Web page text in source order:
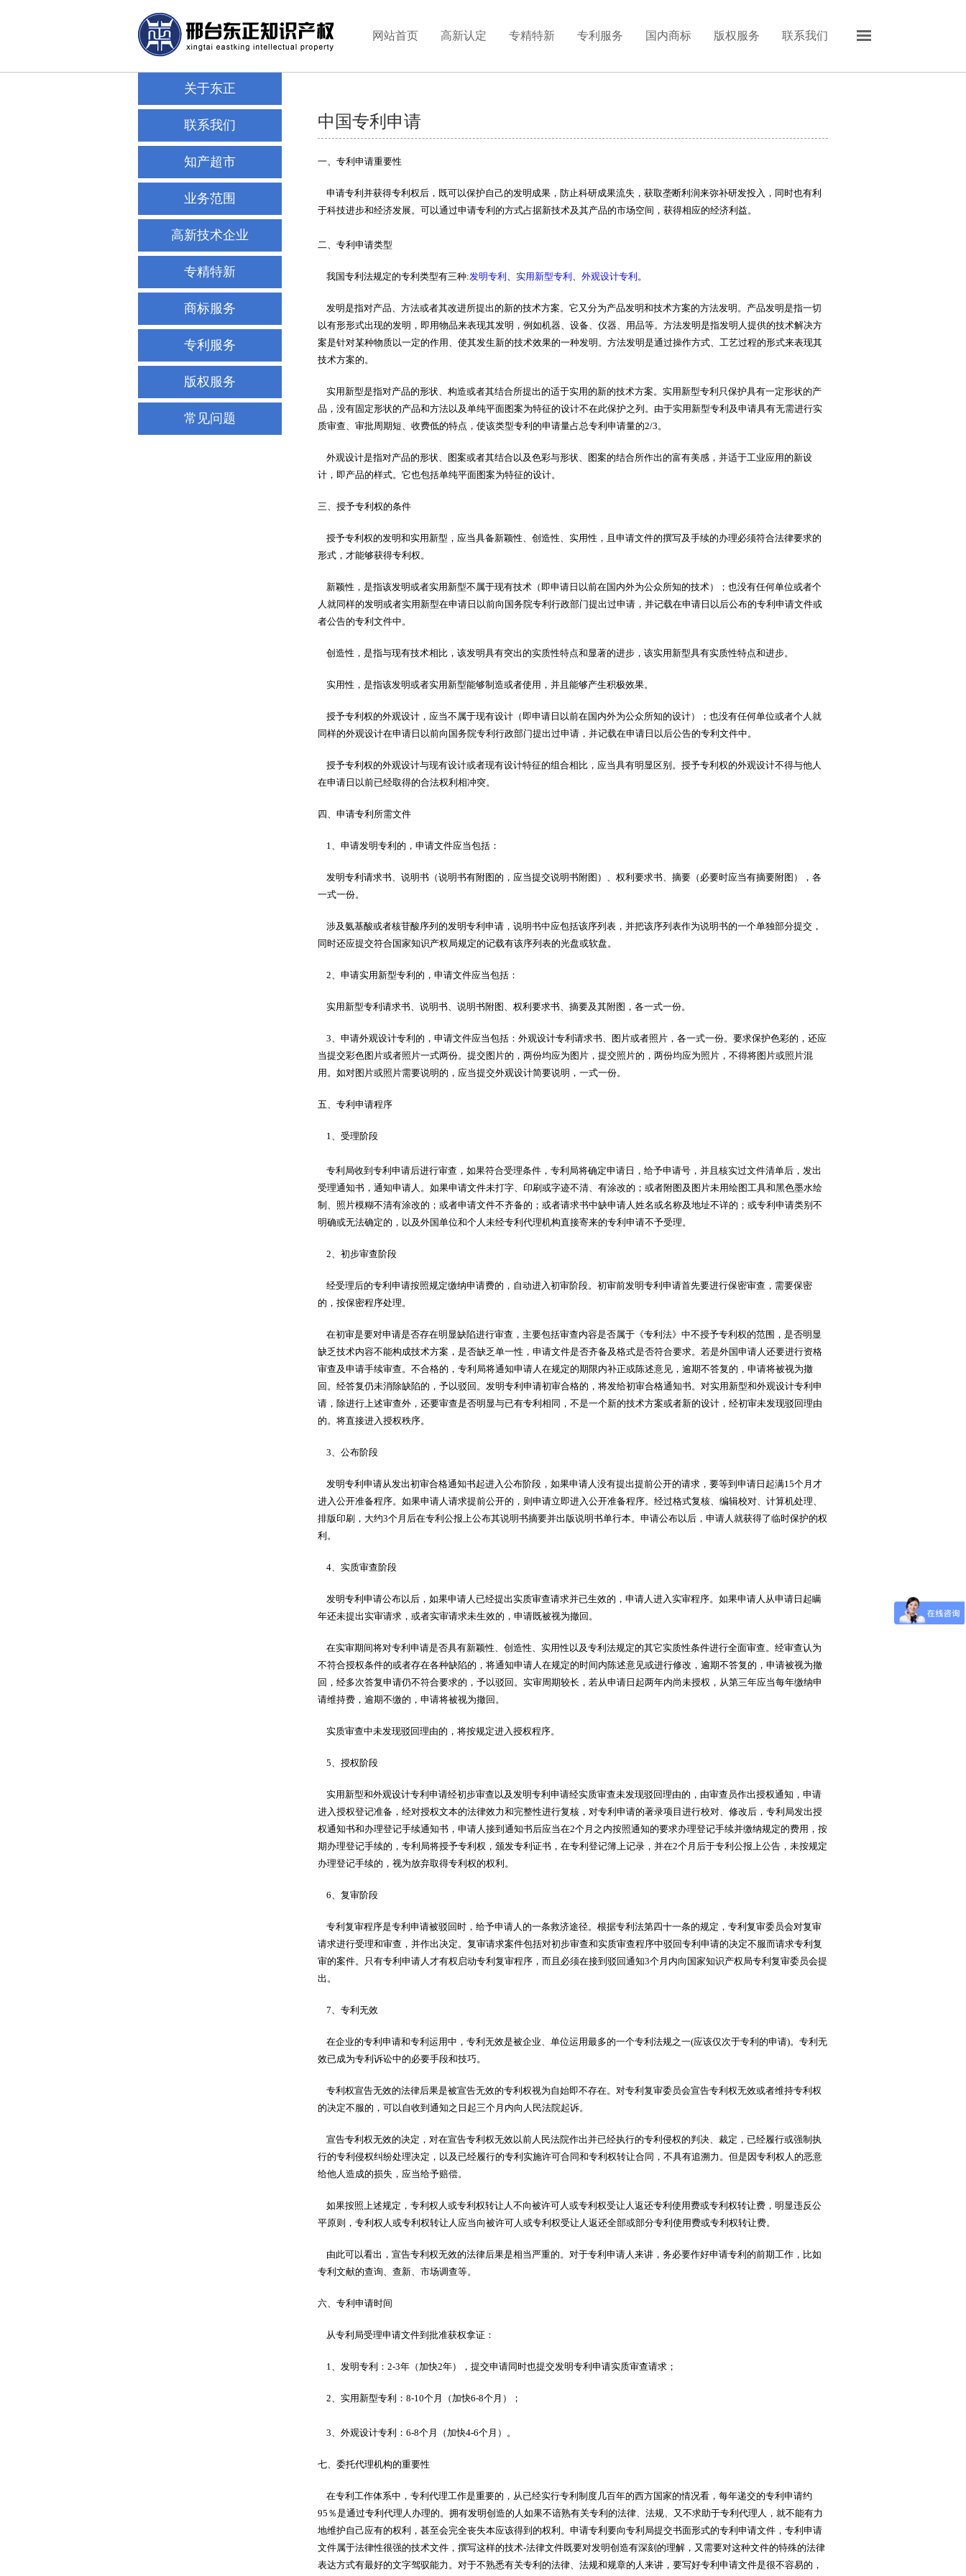
网站首页 高新认定 专精特新 专利服务 国内商标 版权服务 联系我们
关于东正
联系我们
知产超市
业务范围
高新技术企业
专精特新
商标服务
专利服务
版权服务
常见问题
中国专利申请
一、专利申请重要性
申请专利并获得专利权后，既可以保护自己的发明成果，防止科研成果流失，获取垄断利润来弥补研发投入，同时也有利
于科技进步和经济发展。可以通过申请专利的方式占据新技术及其产品的市场空间，获得相应的经济利益。
二、专利申请类型
我国专利法规定的专利类型有三种:发明专利 、 实用新型专利 、 外观设计专利 。
发明是指对产品、方法或者其改进所提出的新的技术方案。它又分为产品发明和技术方案的方法发明。产品发明是指一切
以有形形式出现的发明，即用物品来表现其发明，例如机器、设备、仪器、用品等。方法发明是指发明人提供的技术解决方
案是针对某种物质以一定的作用、使其发生新的技术效果的一种发明。方法发明是通过操作方式、工艺过程的形式来表现其
技术方案的。
实用新型是指对产品的形状、构造或者其结合所提出的适于实用的新的技术方案。实用新型专利只保护具有一定形状的产
品，没有固定形状的产品和方法以及单纯平面图案为特征的设计不在此保护之列。由于实用新型专利及申请具有无需进行实
质审查、审批周期短、收费低的特点，使该类型专利的申请量占总专利申请量的2/3。
外观设计是指对产品的形状、图案或者其结合以及色彩与形状、图案的结合所作出的富有美感，并适于工业应用的新设
计，即产品的样式。它也包括单纯平面图案为特征的设计。
三、授予专利权的条件
授予专利权的发明和实用新型，应当具备新颖性、创造性、实用性，且申请文件的撰写及手续的办理必须符合法律要求的
形式，才能够获得专利权。
新颖性，是指该发明或者实用新型不属于现有技术（即申请日以前在国内外为公众所知的技术）；也没有任何单位或者个
人就同样的发明或者实用新型在申请日以前向国务院专利行政部门提出过申请，并记载在申请日以后公布的专利申请文件或
者公告的专利文件中。
创造性，是指与现有技术相比，该发明具有突出的实质性特点和显著的进步，该实用新型具有实质性特点和进步。
实用性，是指该发明或者实用新型能够制造或者使用，并且能够产生积极效果。
授予专利权的外观设计，应当不属于现有设计（即申请日以前在国内外为公众所知的设计）；也没有任何单位或者个人就
同样的外观设计在申请日以前向国务院专利行政部门提出过申请，并记载在申请日以后公告的专利文件中。
授予专利权的外观设计与现有设计或者现有设计特征的组合相比，应当具有明显区别。授予专利权的外观设计不得与他人
在申请日以前已经取得的合法权利相冲突。
四、申请专利所需文件
1、申请发明专利的，申请文件应当包括：
发明专利请求书、说明书（说明书有附图的，应当提交说明书附图）、权利要求书、摘要（必要时应当有摘要附图），各
一式一份。
涉及氨基酸或者核苷酸序列的发明专利申请，说明书中应包括该序列表，并把该序列表作为说明书的一个单独部分提交，
同时还应提交符合国家知识产权局规定的记载有该序列表的光盘或软盘。
2、申请实用新型专利的，申请文件应当包括：
实用新型专利请求书、说明书、说明书附图、权利要求书、摘要及其附图，各一式一份。
3、申请外观设计专利的，申请文件应当包括：外观设计专利请求书、图片或者照片，各一式一份。要求保护色彩的，还应
当提交彩色图片或者照片一式两份。提交图片的，两份均应为图片，提交照片的，两份均应为照片，不得将图片或照片混
用。如对图片或照片需要说明的，应当提交外观设计简要说明，一式一份。
五、专利申请程序
1、受理阶段
专利局收到专利申请后进行审查，如果符合受理条件，专利局将确定申请日，给予申请号，并且核实过文件清单后，发出
受理通知书，通知申请人。如果申请文件未打字、印刷或字迹不清、有涂改的；或者附图及图片未用绘图工具和黑色墨水绘
制、照片模糊不清有涂改的；或者申请文件不齐备的；或者请求书中缺申请人姓名或名称及地址不详的；或专利申请类别不
明确或无法确定的，以及外国单位和个人未经专利代理机构直接寄来的专利申请不予受理。
2、初步审查阶段
经受理后的专利申请按照规定缴纳申请费的，自动进入初审阶段。初审前发明专利申请首先要进行保密审查，需要保密
的，按保密程序处理。
在初审是要对申请是否存在明显缺陷进行审查，主要包括审查内容是否属于《专利法》中不授予专利权的范围，是否明显
缺乏技术内容不能构成技术方案，是否缺乏单一性，申请文件是否齐备及格式是否符合要求。若是外国申请人还要进行资格
审查及申请手续审查。不合格的，专利局将通知申请人在规定的期限内补正或陈述意见，逾期不答复的，申请将被视为撤
回。经答复仍未消除缺陷的，予以驳回。发明专利申请初审合格的，将发给初审合格通知书。对实用新型和外观设计专利申
请，除进行上述审查外，还要审查是否明显与已有专利相同，不是一个新的技术方案或者新的设计，经初审未发现驳回理由
的。将直接进入授权秩序。
3、公布阶段
发明专利申请从发出初审合格通知书起进入公布阶段，如果申请人没有提出提前公开的请求，要等到申请日起满15个月才
进入公开准备程序。如果申请人请求提前公开的，则申请立即进入公开准备程序。经过格式复核、编辑校对、计算机处理、
排版印刷，大约3个月后在专利公报上公布其说明书摘要并出版说明书单行本。申请公布以后，申请人就获得了临时保护的权
利。
4、实质审查阶段
发明专利申请公布以后，如果申请人已经提出实质审查请求并已生效的，申请人进入实审程序。如果申请人从申请日起瞒
年还未提出实审请求，或者实审请求未生效的，申请既被视为撤回。
在实审期间将对专利申请是否具有新颖性、创造性、实用性以及专利法规定的其它实质性条件进行全面审查。经审查认为
不符合授权条件的或者存在各种缺陷的，将通知申请人在规定的时间内陈述意见或进行修改，逾期不答复的，申请被视为撤
回，经多次答复申请仍不符合要求的，予以驳回。实审周期较长，若从申请日起两年内尚未授权，从第三年应当每年缴纳申
请维持费，逾期不缴的，申请将被视为撤回。
实质审查中未发现驳回理由的，将按规定进入授权程序。
5、授权阶段
实用新型和外观设计专利申请经初步审查以及发明专利申请经实质审查未发现驳回理由的，由审查员作出授权通知，申请
进入授权登记准备，经对授权文本的法律效力和完整性进行复核，对专利申请的著录项目进行校对、修改后，专利局发出授
权通知书和办理登记手续通知书，申请人接到通知书后应当在2个月之内按照通知的要求办理登记手续并缴纳规定的费用，按
期办理登记手续的，专利局将授予专利权，颁发专利证书，在专利登记簿上记录，并在2个月后于专利公报上公告，未按规定
办理登记手续的，视为放弃取得专利权的权利。
6、复审阶段
专利复审程序是专利申请被驳回时，给予申请人的一条救济途径。根据专利法第四十一条的规定，专利复审委员会对复审
请求进行受理和审查，并作出决定。复审请求案件包括对初步审查和实质审查程序中驳回专利申请的决定不服而请求专利复
审的案件。只有专利申请人才有权启动专利复审程序，而且必须在接到驳回通知3个月内向国家知识产权局专利复审委员会提
出。
7、专利无效
在企业的专利申请和专利运用中，专利无效是被企业、单位运用最多的一个专利法规之一(应该仅次于专利的申请)。专利无
效已成为专利诉讼中的必要手段和技巧。
专利权宣告无效的法律后果是被宣告无效的专利权视为自始即不存在。对专利复审委员会宣告专利权无效或者维持专利权
的决定不服的，可以自收到通知之日起三个月内向人民法院起诉。
宣告专利权无效的决定，对在宣告专利权无效以前人民法院作出并已经执行的专利侵权的判决、裁定，已经履行或强制执
行的专利侵权纠纷处理决定，以及已经履行的专利实施许可合同和专利权转让合同，不具有追溯力。但是因专利权人的恶意
给他人造成的损失，应当给予赔偿。
如果按照上述规定，专利权人或专利权转让人不向被许可人或专利权受让人返还专利使用费或专利权转让费，明显违反公
平原则，专利权人或专利权转让人应当向被许可人或专利权受让人返还全部或部分专利使用费或专利权转让费。
由此可以看出，宣告专利权无效的法律后果是相当严重的。对于专利申请人来讲，务必要作好申请专利的前期工作，比如
专利文献的查询、查新、市场调查等。
六、专利申请时间
从专利局受理申请文件到批准获权拿证：
1、发明专利：2-3年（加快2年），提交申请同时也提交发明专利申请实质审查请求；
2、实用新型专利：8-10个月（加快6-8个月）；
3、外观设计专利：6-8个月（加快4-6个月）。
七、委托代理机构的重要性
在专利工作体系中，专利代理工作是重要的，从已经实行专利制度几百年的西方国家的情况看，每年递交的专利申请约
95％是通过专利代理人办理的。拥有发明创造的人如果不谙熟有关专利的法律、法规、又不求助于专利代理人，就不能有力
地维护自己应有的权利，甚至会完全丧失本应该得到的权利。申请专利要向专利局提交书面形式的专利申请文件，专利申请
文件属于法律性很强的技术文件，撰写这样的技术-法律文件既要对发明创造有深刻的理解，又需要对这种文件的特殊的法律
表达方式有最好的文字驾驭能力。对于不熟悉有关专利的法律、法规和规章的人来讲，要写好专利申请文件是很不容易的，